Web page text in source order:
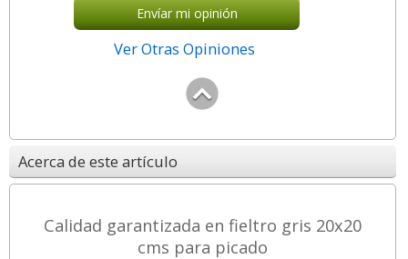
Envíar mi opinión
Ver Otras Opiniones
Acerca de este artículo
Calidad garantizada en fieltro gris 20x20
cms para picado